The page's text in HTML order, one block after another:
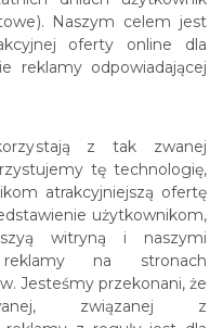
Naszym celem jest
oferty online dla
reklamy odpowiadającej
z tak zwanej
tę technologię,
atrakcyjniejszą ofertę
użytkownikom,
witryną i naszymi
reklamy na stronach
Jesteśmy przekonani, że
związanej z